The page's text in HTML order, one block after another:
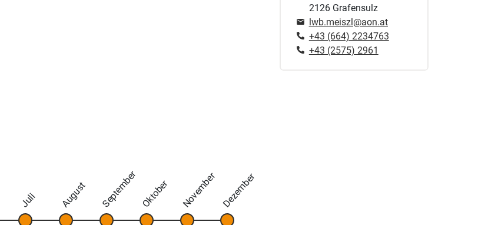
Juli August September Oktober November Dezember
2126 Grafensulz
lwb.meiszl@aon.at
+43 (664) 2234763
+43 (2575) 2961